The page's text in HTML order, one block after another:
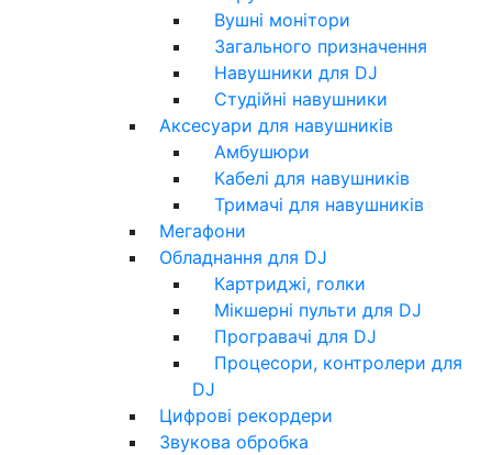
Вушні монітори
Загального призначення
Навушники для DJ
Студійні навушники
Аксесуари для навушників
Амбушюри
Кабелі для навушників
Тримачі для навушників
Мегафони
Обладнання для DJ
Картриджі, голки
Мікшерні пульти для DJ
Програвачі для DJ
Процесори, контролери для
DJ
Цифрові рекордери
Звукова обробка